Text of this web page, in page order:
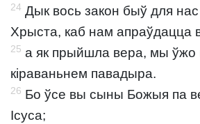
24 Дык вось закон быў для
Хрыста, каб нам апраўдацца
25 а як прыйшла вера, мы ўжо
кіраваньнем павадыра.
26 Бо ўсе вы сыны Божыя па
Ісуса;